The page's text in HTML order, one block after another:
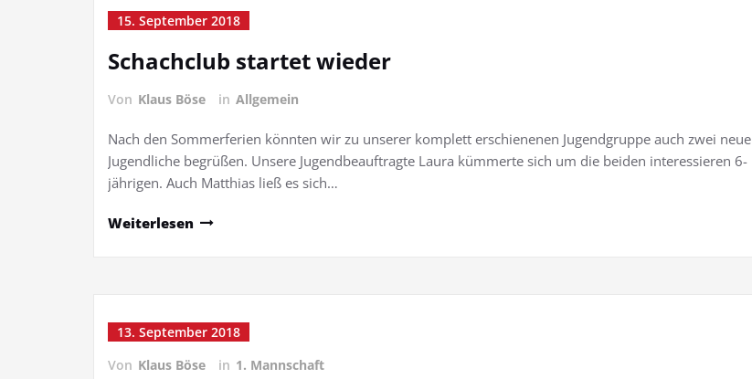
15. September 2018
Schachclub startet wieder
Von Klaus Böse in Allgemein
Nach den Sommerferien könnten wir zu unserer komplett erschienenen Jugendgruppe auch zwei neue
Jugendliche begrüßen. Unsere Jugendbeauftragte Laura kümmerte sich um die beiden interessieren 6-
jährigen. Auch Matthias ließ es sich…
Weiterlesen
13. September 2018
Von Klaus Böse in 1. Mannschaft